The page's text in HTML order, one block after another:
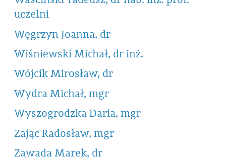
uczelni
Węgrzyn Joanna, dr
Wiśniewski Michał, dr inż.
Wójcik Mirosław, dr
Wydra Michał, mgr
Wyszogrodzka Daria, mgr
Zając Radosław, mgr
Zawada Marek, dr